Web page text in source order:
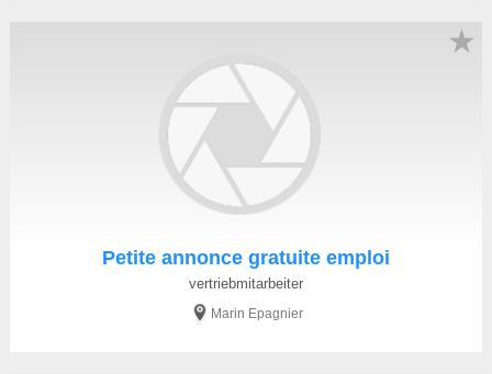
Petite annonce gratuite emploi
vertriebmitarbeiter
Marin Epagnier
★